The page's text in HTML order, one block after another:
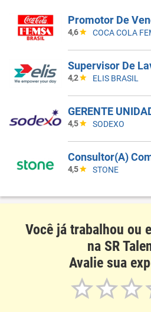
Promotor De
4,6 COCA COLA
Supervisor De
4,2 ELIS BRASIL
GERENTE
4,5 SODEXO
Consultor(A)
4,5 STONE
Você já trabalhou ou
na SR
Avalie sua